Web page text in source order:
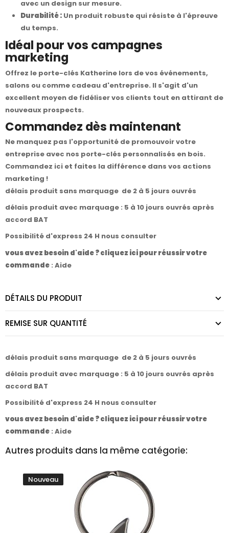
avec un design sur mesure.
Durabilité : Un produit robuste qui résiste à l'épreuve
du temps.
Idéal pour vos campagnes
marketing
Offrez le porte-clés Katherine lors de vos événements,
salons ou comme cadeau d'entreprise. Il s'agit d'un
excellent moyen de fidéliser vos clients tout en attirant de
nouveaux prospects.
Commandez dès maintenant
Ne manquez pas l'opportunité de promouvoir votre
entreprise avec nos porte-clés personnalisés en bois.
Commandez ici et faites la différence dans vos actions
marketing !
délais produit sans marquage de 2 à 5 jours ouvrés
délais produit avec marquage : 5 à 10 jours ouvrés après
accord BAT
Possibilité d'express 24 H nous consulter
vous avez besoin d'aide ? cliquez ici pour réussir votre
commande : Aide
DÉTAILS DU PRODUIT
REMISE SUR QUANTITÉ
délais produit sans marquage de 2 à 5 jours ouvrés
délais produit avec marquage : 5 à 10 jours ouvrés après
accord BAT
Possibilité d'express 24 H nous consulter
vous avez besoin d'aide ? cliquez ici pour réussir votre
commande : Aide
Autres produits dans la même catégorie:
Nouveau